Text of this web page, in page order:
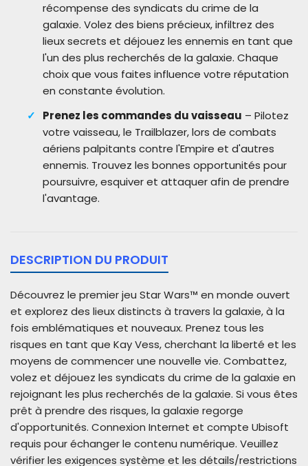
récompense des syndicats du crime de la
galaxie. Volez des biens précieux, infiltrez des
lieux secrets et déjouez les ennemis en tant que
l'un des plus recherchés de la galaxie. Chaque
choix que vous faites influence votre réputation
en constante évolution.
Prenez les commandes du vaisseau – Pilotez
votre vaisseau, le Trailblazer, lors de combats
aériens palpitants contre l'Empire et d'autres
ennemis. Trouvez les bonnes opportunités pour
poursuivre, esquiver et attaquer afin de prendre
l'avantage.
DESCRIPTION DU PRODUIT
Découvrez le premier jeu Star Wars™ en monde ouvert
et explorez des lieux distincts à travers la galaxie, à la
fois emblématiques et nouveaux. Prenez tous les
risques en tant que Kay Vess, cherchant la liberté et les
moyens de commencer une nouvelle vie. Combattez,
volez et déjouez les syndicats du crime de la galaxie en
rejoignant les plus recherchés de la galaxie. Si vous êtes
prêt à prendre des risques, la galaxie regorge
d'opportunités. Connexion Internet et compte Ubisoft
requis pour échanger le contenu numérique. Veuillez
vérifier les exigences système et les détails/restrictions